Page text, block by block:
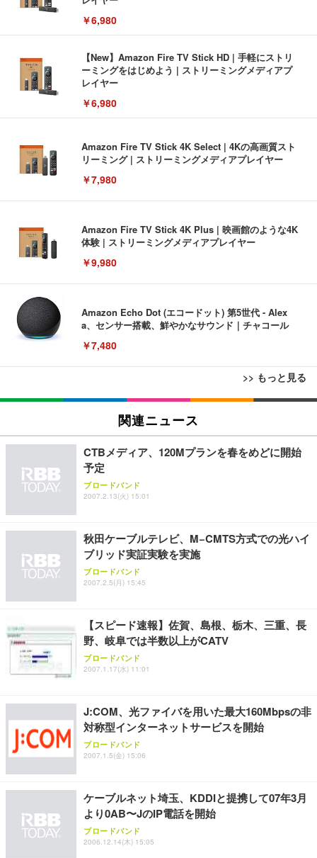
￥6,980
【New】Amazon Fire TV Stick HD | 手軽にストリ
ーミングをはじめよう | ストリーミングメディアプ
レイヤー
￥6,980
Amazon Fire TV Stick 4K Select | 4Kの高画質スト
リーミング | ストリーミングメディアプレイヤー
￥7,980
Amazon Fire TV Stick 4K Plus | 映画館のような4K
体験 | ストリーミングメディアプレイヤー
￥9,980
Amazon Echo Dot (エコードット) 第5世代 - Alex
a、センサー搭載、鮮やかなサウンド｜チャコール
￥7,480
>> もっと見る
[EdoErgo] オフィスチェア 椅子 テレワーク 疲れな
い 跳ね上げ式アームレスト コンパクト 約105度ロッ
キング pc 事務椅子 360度回転 座面昇降 強化ナイロ
ン樹脂ベース 通気性メッシュ 在宅ワーク H-WY01
(黒網+黒枠+黒足)
￥5,699
SIHOO B100 オフィスチェア／デスクチェア メッシ
Sezlife オフィスチェア デスクチェア 疲れない テレ
ワーク チェア 強化バックレスト 30度ロッキング機
ョン PCチェア 通気性メッシュ ゲーミング/勉強/事
務用 おしゃれ パソコンチェア (ブラック)
￥7,680
Sezlife オフィスチェア デスクチェア 疲れない テレ
ワーク チェア 強化バックレスト 30度ロッキング機
ョン PCチェア 通気性メッシュ ゲーミング/勉強/事
務用 おしゃれ パソコンチェア (ホワイト)
ANDWINT オフィスチェア デスクチェア 肘なし メ
ッシュ 通気性 ランバーサポート付き 腰サポート ガ
ス圧無段階昇降 360度回転 キャスター付き コンパク
EIZO ビジネス向けプレミアムモニター | FlexScan
EV3240X-WT | 31.5型4K UHD・USB Type-C・ホワ
￥105,595
EIZO ビジネス向けプレミアムモニター | FlexScan
EV2740X-WT | 27.0型4K UHD・USB Type-C・ホワ
￥109,572
【純正品】27"ゲーミングモニター DualSense 充電
フック付き（CFI-ZDM1J）
【整備済み品】Dell E2724HS 27インチ 液晶モニタ
ー フルHD（1920×1080）VA 非光沢 HDMI/DisplayP
【MiniLED/24.5inch/280Hz/FHD】GRAPHT THE S
HOOTER Gaming Monitor 24” Essential ゲーミン
グモニター QD 24.5インチ 1ms FHD 量子ドット 残
Amazonベーシック ペットシーツ 薄型 レギュラー 1
回使い捨て 無香料 ホワイト 300枚
Amazonベーシック ペットシーツ 厚型 ワイド 42枚
ネオ・ルーライフ ネオ・オムツ L 中型犬用 26枚入
Smart Basic(スマートベーシック) 【Amazon.co.jp
限定】 Smart Basic アイリスオーヤマ ペットシーツ
アイリスオーヤマ ペットシーツ 超厚型 お徳用 レギ
ュラー 200枚入【Amazon.co.jp限定】
関連ニュース
CTBメディア、120Mプランを春をめどに開始
予定
ブロードバンド
2007.2.13(火) 15:01
秋田ケーブルテレビ、M−CMTS方式での光ハイ
ブリッド実証実験を実施
ブロードバンド
2007.2.5(月) 15:45
【スピード速報】佐賀、島根、栃木、三重、長
野、岐阜では半数以上がCATV
ブロードバンド
2007.1.17(水) 11:01
J:COM、光ファイバを用いた最大160Mbpsの非
対称型インターネットサービスを開始
ブロードバンド
2007.1.5(金) 15:06
ケーブルネット埼玉、KDDIと提携して07年3月
より0AB〜JのIP電話を開始
ブロードバンド
2006.12.14(木) 15:05